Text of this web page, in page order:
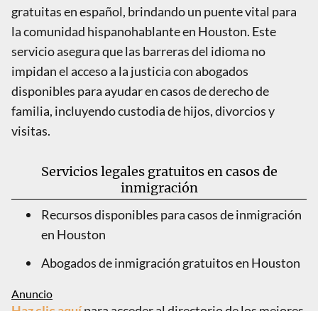
gratuitas en español, brindando un puente vital para
la comunidad hispanohablante en Houston. Este
servicio asegura que las barreras del idioma no
impidan el acceso a la justicia con abogados
disponibles para ayudar en casos de derecho de
familia, incluyendo custodia de hijos, divorcios y
visitas.
Servicios legales gratuitos en casos de
inmigración
Recursos disponibles para casos de inmigración
en Houston
Abogados de inmigración gratuitos en Houston